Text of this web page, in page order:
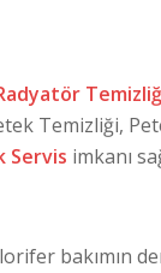
Temizliği,
Servis imkanı
bakımın